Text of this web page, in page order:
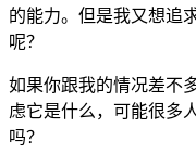
的能力。但是我又想追
呢？
如果你跟我的情况差不
虑它是什么，可能很多
吗？